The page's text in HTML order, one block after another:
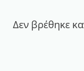
Δεν βρέθηκε